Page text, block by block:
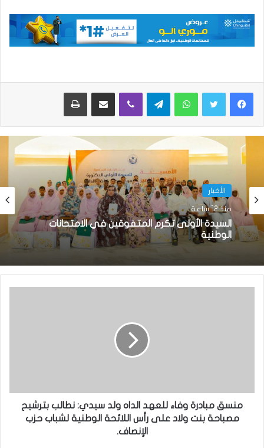
واتساب تيلقرام ڤايبر مشاركة عبر البريد طباعة
الأخبار
منذ 12 ساعة
السيدة الأولى تكرم المتفوقين في الامتحانات
الوطنية
منسق مبادرة وفاء للعهد الداه ولد سيدي: نطالب بترشيح
مصباحة بنت ولاد على رأس اللائحة الوطنية لشباب حزب
الإنصاف.